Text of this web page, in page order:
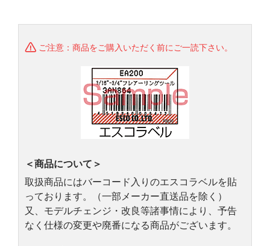
ご注意：商品をご購入いただく前にご一読下さい。
＜商品について＞
取扱商品にはバーコード入りのエスコラベルを貼
っております。（一部メーカー直送品を除く）
又、モデルチェンジ・改良等諸事情により、予告
なく仕様の変更や廃番になる商品がございます。